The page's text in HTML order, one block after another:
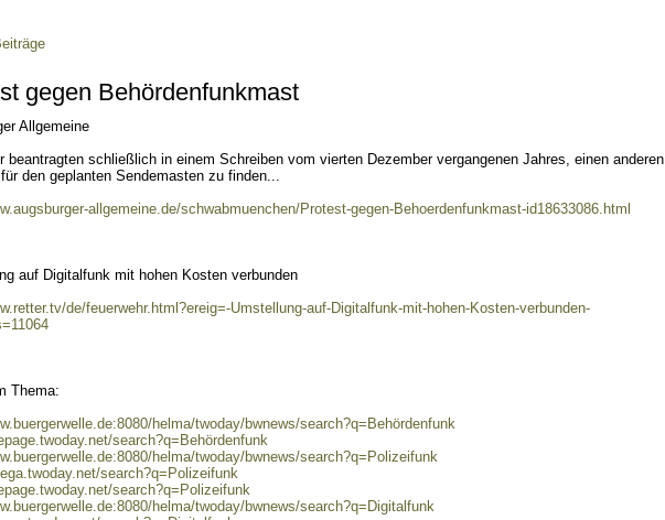
gegen Behördenfunkmast
Allgemeine
beantragten schließlich in einem Schreiben vom vierten Dezember vergangenen Jahres, einen anderen
den geplanten Sendemasten zu finden...
allgemeine.de/schwabmuenchen/Protest-gegen-Behoerdenfunkmast-id18633086.html
auf Digitalfunk mit hohen Kosten verbunden
de/feuerwehr.html?ereig=-Umstellung-auf-Digitalfunk-mit-hohen-Kosten-verbunden-
Thema:
helma/twoday/bwnews/search?q=Behördenfunk
search?q=Behördenfunk
helma/twoday/bwnews/search?q=Polizeifunk
search?q=Polizeifunk
search?q=Polizeifunk
helma/twoday/bwnews/search?q=Digitalfunk